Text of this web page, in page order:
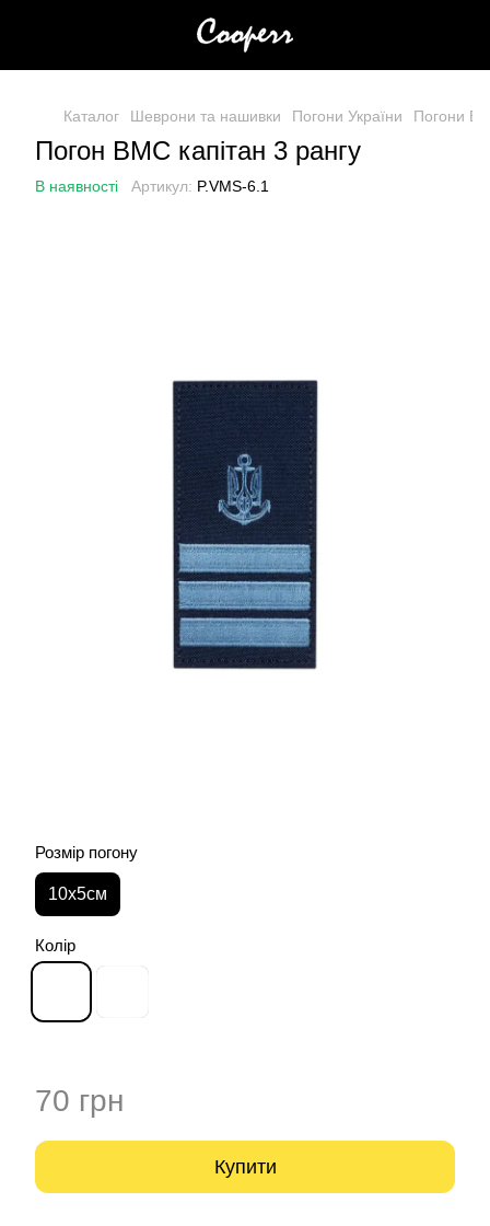
Каталог Шеврони та нашивки Погони України Погони
Погон ВМС капітан 3 рангу
В наявності Артикул: P.VMS-6.1
Розмір погону
10х5см
Колір
70 грн
Купити